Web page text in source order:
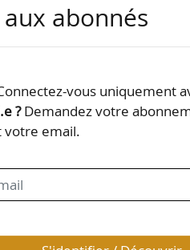
en renforçant
des titres
abonnés
vous uniquement
?Demandez votre
votre email.